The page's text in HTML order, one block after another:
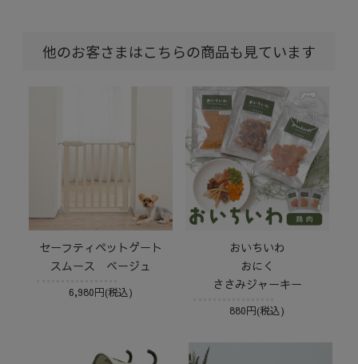
他のお客さまはこちらの商品も見ています
セーフティペットゲート
スムース ベージュ
6,980円(税込)
おいちいわ
おにく
ささみジャーキー
880円(税込)